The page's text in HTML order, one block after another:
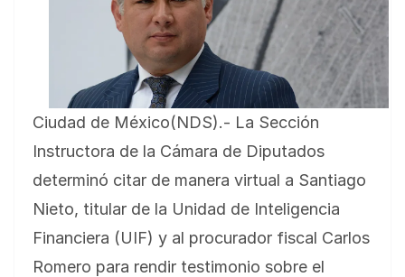
Ciudad de México(NDS).- La Sección
Instructora de la Cámara de Diputados
determinó citar de manera virtual a Santiago
Nieto, titular de la Unidad de Inteligencia
Financiera (UIF) y al procurador fiscal Carlos
Romero para rendir testimonio sobre el